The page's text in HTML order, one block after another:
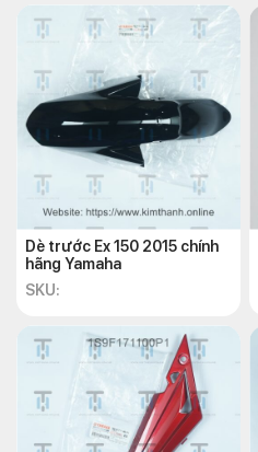
Dè trước Ex 150 2015 chính
hãng Yamaha
SKU: